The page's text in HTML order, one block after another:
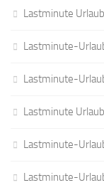
Lastminute
Lastminute-
Lastminute-
Lastminute
Lastminute-
Lastminute-